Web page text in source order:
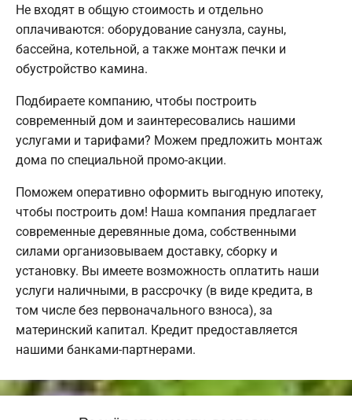
Не входят в общую стоимость и отдельно
оплачиваются: оборудование санузла, сауны,
бассейна, котельной, а также монтаж печки и
обустройство камина.
Подбираете компанию, чтобы построить
современный дом и заинтересовались нашими
услугами и тарифами? Можем предложить монтаж
дома по специальной промо-акции.
Поможем оперативно оформить выгодную ипотеку,
чтобы построить дом! Наша компания предлагает
современные деревянные дома, собственными
силами организовываем доставку, сборку и
установку. Вы имеете возможность оплатить наши
услуги наличными, в рассрочку (в виде кредита, в
том числе без первоначального взноса), за
материнский капитал. Кредит предоставляется
нашими банками-партнерами.